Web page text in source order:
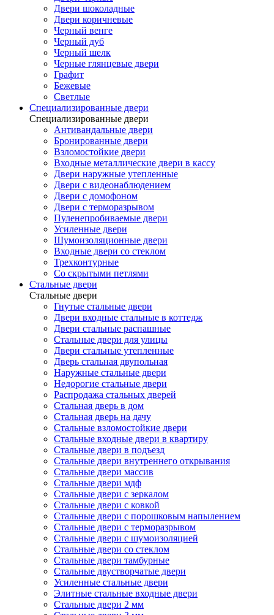
Двери шоколадные
Двери коричневые
Черный венге
Черный дуб
Черный шелк
Черные глянцевые двери
Графит
Бежевые
Светлые
Специализированные двери
Специализированные двери
Антивандальные двери
Бронированные двери
Взломостойкие двери
Входные металлические двери в кассу
Двери наружные утепленные
Двери с видеонаблюдением
Двери с домофоном
Двери с терморазрывом
Пуленепробиваемые двери
Усиленные двери
Шумоизоляционные двери
Входные двери со стеклом
Трехконтурные
Со скрытыми петлями
Стальные двери
Стальные двери
Гнутые стальные двери
Двери входные стальные в коттедж
Двери стальные распашные
Стальные двери для улицы
Двери стальные утепленные
Дверь стальная двупольная
Наружные стальные двери
Недорогие стальные двери
Распродажа стальных дверей
Стальная дверь в дом
Стальная дверь на дачу
Стальные взломостойкие двери
Стальные входные двери в квартиру
Стальные двери в подъезд
Стальные двери внутреннего открывания
Стальные двери массив
Стальные двери мдф
Стальные двери с зеркалом
Стальные двери с ковкой
Стальные двери с порошковым напылением
Стальные двери с терморазрывом
Стальные двери с шумоизоляцией
Стальные двери со стеклом
Стальные двери тамбурные
Стальные двустворчатые двери
Усиленные стальные двери
Элитные стальные входные двери
Стальные двери 2 мм